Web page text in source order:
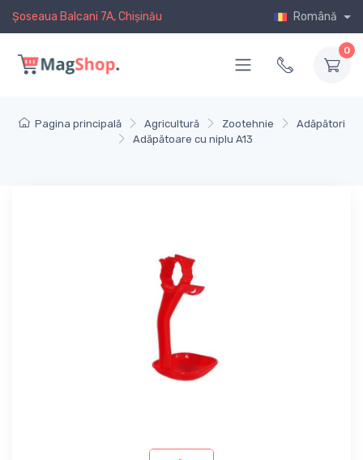
Șoseaua Balcani 7A, Chișinău Română
0
Pagina principală Agricultură Zootehnie
Adăpători
Adăpătoare cu niplu A13